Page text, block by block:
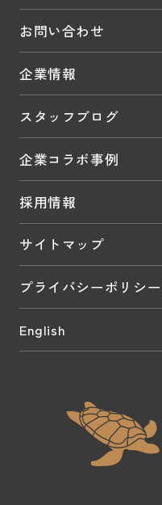
お問い合わせ
企業情報
スタッフブログ
企業コラボ事例
採用情報
サイトマップ
プライバシーポリシ
English